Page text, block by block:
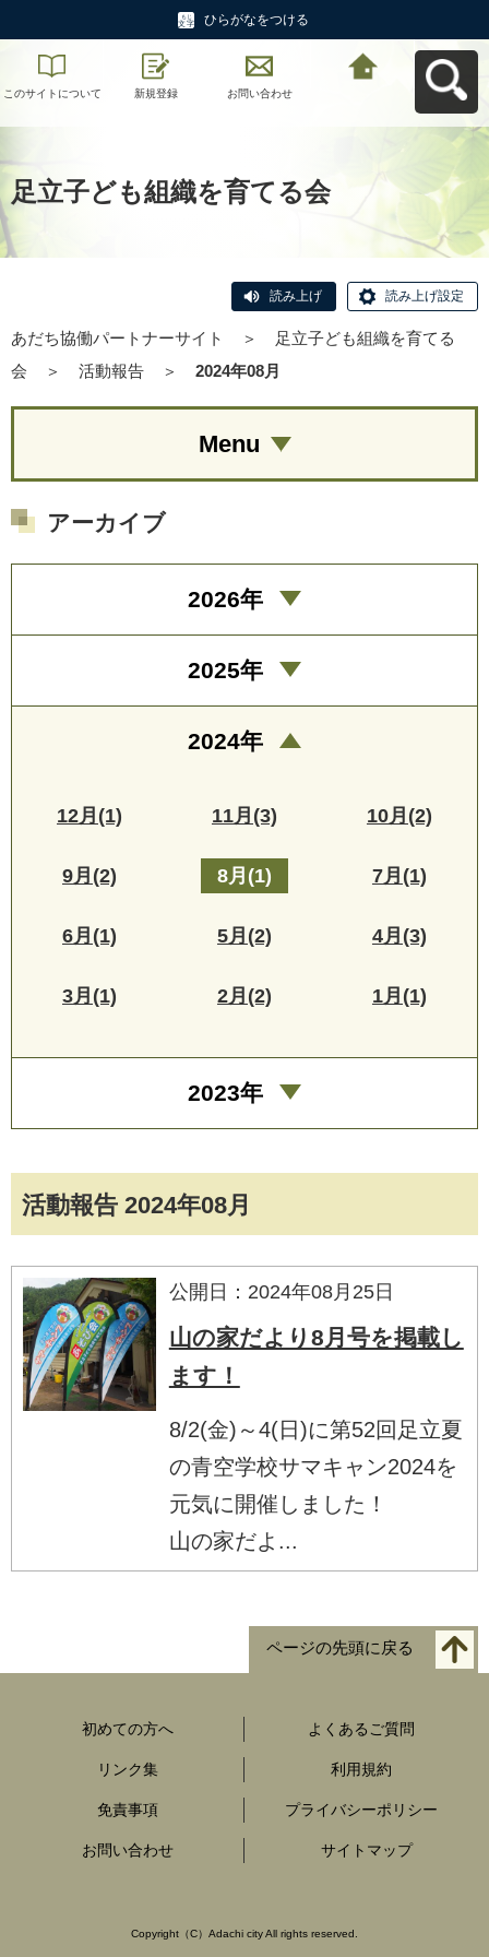
ひらがなをつける
このサイトについて 新規登録 お問い合わせ
足立子ども組織を育てる会
読み上げ 読み上げ設定
あだち協働パートナーサイト ＞
足立子ども組織を育てる
会
＞ 活動報告 ＞ 2024年08月
活動報告 2024年08月
公開日：2024年08月25日
山の家だより8月号を掲載し
ます！
8/2(金)～4(日)に第52回足立夏
の青空学校サマキャン2024を
元気に開催しました！
山の家だよ...
Menu
アーカイブ
2026年
2025年
2024年
12月(1) 11月(3) 10月(2)
9月(2) 8月(1) 7月(1)
6月(1) 5月(2) 4月(3)
3月(1) 2月(2) 1月(1)
2023年
ページの先頭に戻る
初めての方へ よくあるご質問
リンク集 利用規約
免責事項 プライバシーポリシー
お問い合わせ サイトマップ
Copyright（C）Adachi city All rights reserved.